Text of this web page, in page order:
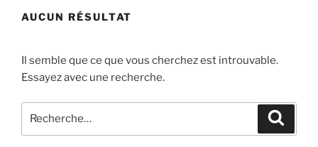
AUCUN RÉSULTAT
Il semble que ce que vous cherchez est introuvable.
Essayez avec une recherche.